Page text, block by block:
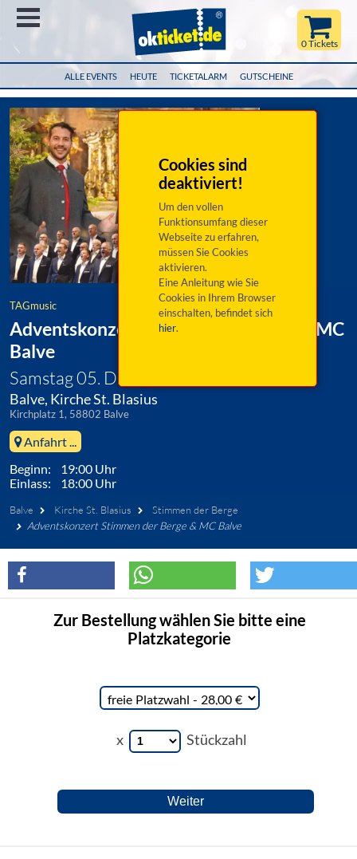
ALLE EVENTS HEUTE TICKETALARM GUTSCHEINE
0 Tickets
Cookies sind
deaktiviert!
Um den vollen
Funktionsumfang dieser
Webseite zu erfahren,
müssen Sie Cookies
aktivieren.
Eine Anleitung wie Sie
Cookies in Ihrem Browser
einschalten, befindet sich
hier.
TAGmusic
Adventskonzert Stimmen der Berge & MC
Balve
Samstag 05. Dezember 2026
Balve, Kirche St. Blasius
Kirchplatz 1, 58802 Balve
Anfahrt ...
Beginn: 19:00 Uhr
Einlass: 18:00 Uhr
Balve Kirche St. Blasius
Stimmen der Berge
Adventskonzert Stimmen der Berge & MC Balve
Zur Bestellung wählen Sie bitte eine
Platzkategorie
x Stückzahl